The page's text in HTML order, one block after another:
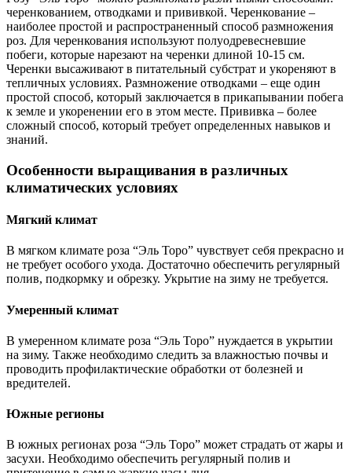
черенкованием, отводками и прививкой. Черенкование –
наиболее простой и распространенный способ размножения
роз. Для черенкования используют полуодревесневшие
побеги, которые нарезают на черенки длиной 10-15 см.
Черенки высаживают в питательный субстрат и укореняют в
тепличных условиях. Размножение отводками – еще один
простой способ, который заключается в прикапывании побега
к земле и укоренении его в этом месте. Прививка – более
сложный способ, который требует определенных навыков и
знаний.
Особенности выращивания в различных
климатических условиях
Мягкий климат
В мягком климате роза “Эль Торо” чувствует себя прекрасно и
не требует особого ухода. Достаточно обеспечить регулярный
полив, подкормку и обрезку. Укрытие на зиму не требуется.
Умеренный климат
В умеренном климате роза “Эль Торо” нуждается в укрытии
на зиму. Также необходимо следить за влажностью почвы и
проводить профилактические обработки от болезней и
вредителей.
Южные регионы
В южных регионах роза “Эль Торо” может страдать от жары и
засухи. Необходимо обеспечить регулярный полив и